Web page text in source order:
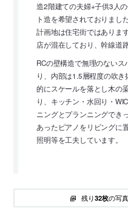
造2階建ての夫婦+子供3人
ト造を希望されておりました
計画地は住宅街ではありま
店が混在しており、幹線道
RCの壁構造で無理のない
り、内部は1.5層程度の吹
的にスケールを落とし木の
り、キッチン・水回り・
ニングとプランニングでき
あったピアノをリビングに
照明等を工夫しています。
残り32枚の写